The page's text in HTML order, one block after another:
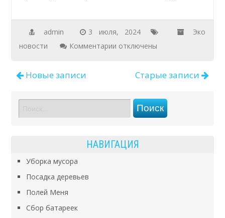
admin 3 июля, 2024
Эко
новости
Комментарии к
Пример
обрезки
деревьев
Тирасполе.
отключены
Новые записи Старые записи
НАВИГАЦИЯ
Уборка мусора
Посадка деревьев
Полей Меня
Сбор батареек